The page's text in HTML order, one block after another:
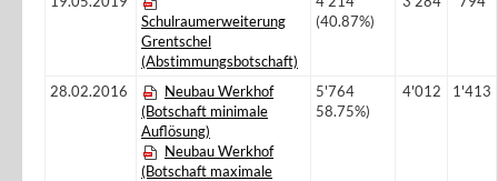
Schulraumerweiterung
Grentschel
(Abstimmungsbotschaft)
(40.87%)
28.02.2016
Neubau Werkhof
(Botschaft minimale
Auflösung)
Neubau Werkhof
(Botschaft maximale
5'764
58.75%)
4'012 1'413